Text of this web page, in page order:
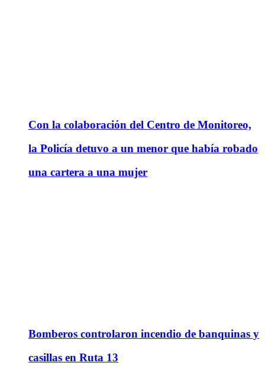
Con la colaboración del Centro de Monitoreo,
la Policía detuvo a un menor que había robado
una cartera a una mujer
Bomberos controlaron incendio de banquinas y
casillas en Ruta 13